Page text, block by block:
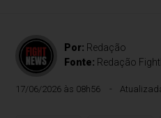
Por: Redação
Fonte: Redação
17/06/2026 às 08h56